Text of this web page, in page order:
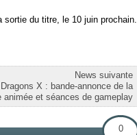
sortie du titre, le 10 juin prochain.
News suivante
X : bande-annonce de la
animée et séances de gameplay
0